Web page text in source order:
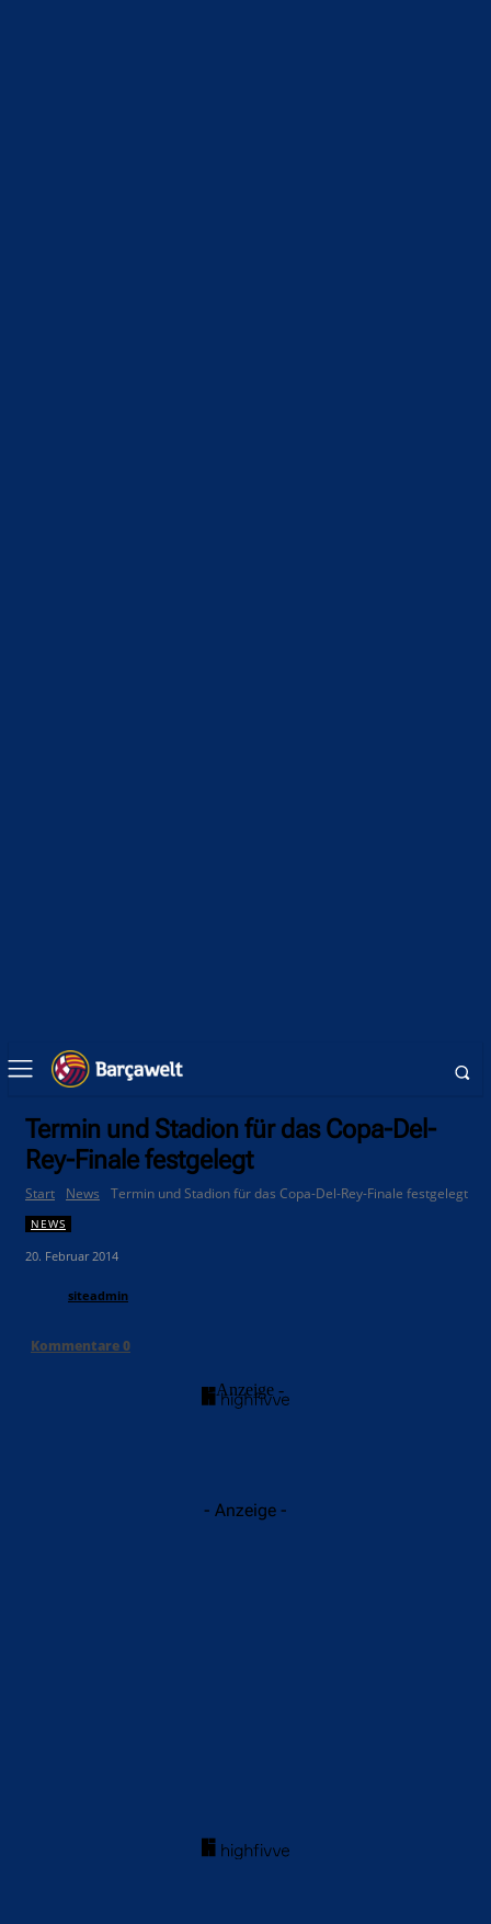
Termin und Stadion für das Copa-Del-
Rey-Finale festgelegt
Start News Termin und Stadion für das Copa-Del-Rey-Finale festgelegt
NEWS
20. Februar 2014
siteadmin
Kommentare0
- Anzeige -
- Anzeige -